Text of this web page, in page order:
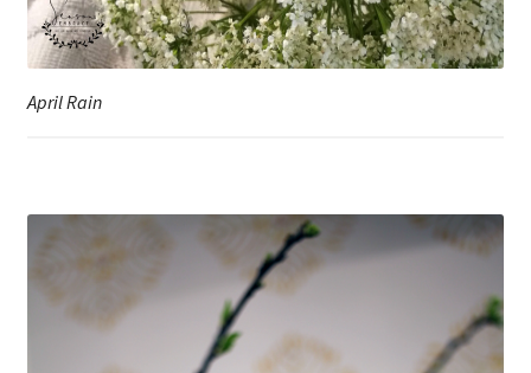
April Rain